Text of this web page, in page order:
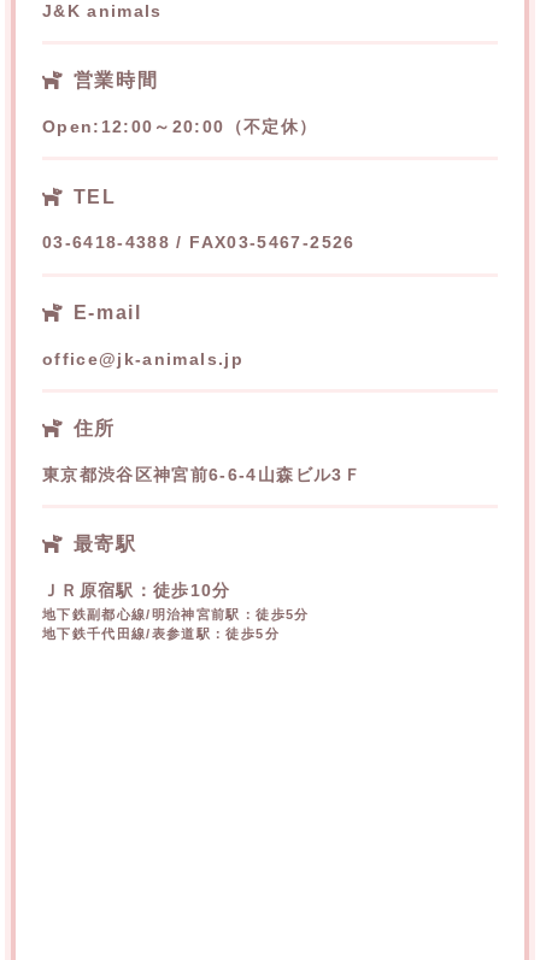
J&K animals
営業時間
Open:12:00～20:00（不定休）
TEL
03-6418-4388 / FAX03-5467-2526
E-mail
office@jk-animals.jp
住所
東京都渋谷区神宮前6-6-4山森ビル3Ｆ
最寄駅
ＪＲ原宿駅：徒歩10分
地下鉄副都心線/明治神宮前駅：徒歩5分
地下鉄千代田線/表参道駅：徒歩5分